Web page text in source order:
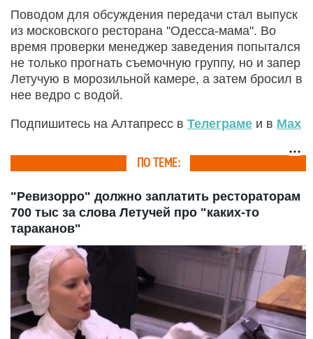
Поводом для обсуждения передачи стал выпуск
из московского ресторана "Одесса-мама". Во
время проверки менеджер заведения попытался
не только прогнать съемочную группу, но и запер
Летучую в морозильной камере, а затем бросил в
нее ведро с водой.
Подпишитесь на Алтапресс в Телеграме и в Max
ПО ТЕМЕ:
"Ревизорро" должно заплатить рестораторам
700 тыс за слова Летучей про "каких-то
тараканов"